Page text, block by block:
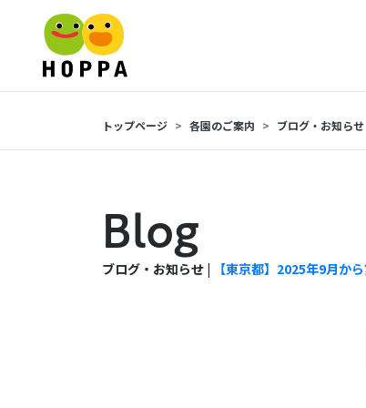
トップページ 各園のご案内 ブログ・お知らせ
Blog
ブログ・お知らせ | 【東京都】2025年9月か